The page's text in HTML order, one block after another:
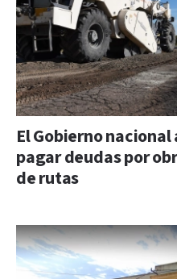
El Gobierno
pagar deudas por
de rutas